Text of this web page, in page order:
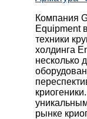
Компания
Equipment
техники
холдинга
несколько
рынке